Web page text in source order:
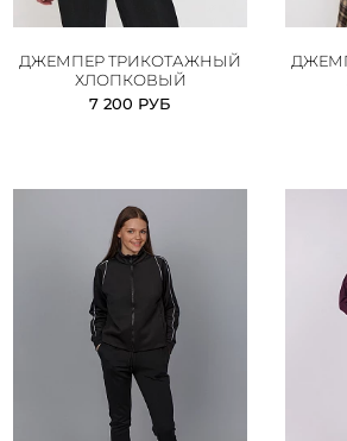
ДЖЕМПЕР ТРИКОТАЖНЫЙ
ХЛОПКОВЫЙ
7 200 РУБ